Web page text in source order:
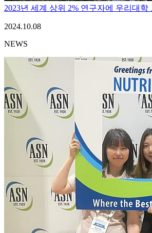
2023년 세계 상위 2% 연구자에 우리대학
2024.10.08
NEWS